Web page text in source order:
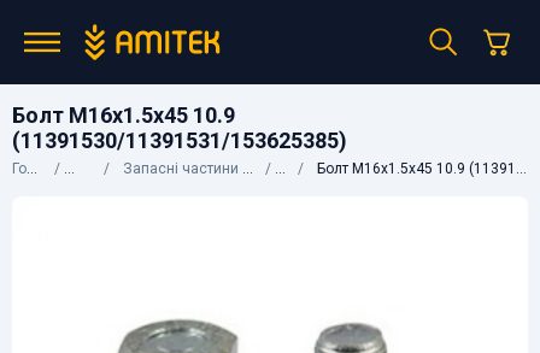
Болт М16х1.5х45 10.9
(11391530/11391531/153625385)
Головна КаталогЗапасні частини до сільгосптехніки CNH Болт М16х1.5х45 10.9 (11391530/11391531/153625385)